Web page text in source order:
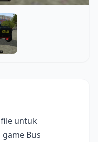
file untuk
Bus